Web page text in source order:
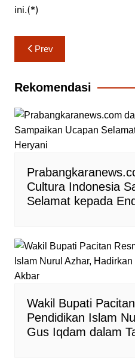
ini.(*)
Navigasi
pos
Prev
Rekomendasi
Cultura Indonesia
Selamat kepada
Wakil Bupati
Pendidikan Islam
Gus Iqdam dalam